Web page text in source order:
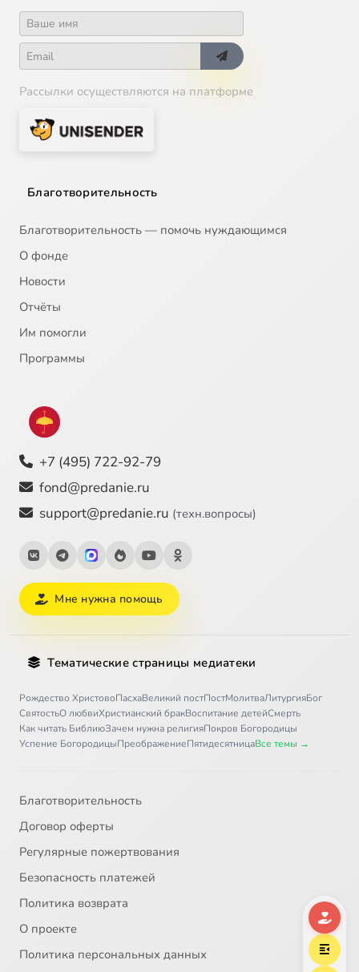
Рассылки осуществляются на платформе
Благотворительность
Благотворительность — помочь нуждающимся
О фонде
Новости
Отчёты
Им помогли
Программы
+7 (495) 722-92-79
fond@predanie.ru
support@predanie.ru (техн.вопросы)
Мне нужна помощь
Тематические страницы медиатеки
Рождество ХристовоПасхаВеликий постПостМолитваЛитургияБог
СвятостьО любвиХристианский бракВоспитание детейСмерть
Как читать БиблиюЗачем нужна религияПокров Богородицы
Успение БогородицыПреображениеПятидесятницаВсе темы →
Благотворительность
Договор оферты
Регулярные пожертвования
Безопасность платежей
Политика возврата
О проекте
Политика персональных данных